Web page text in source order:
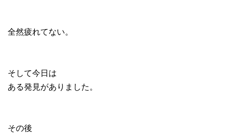
全然疲れてない。
そして今日は
ある発見がありました。
その後